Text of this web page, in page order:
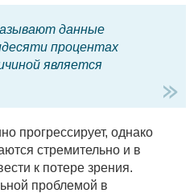
данные
процентах
является
прогрессирует, однако
стремительно и в
к потере зрения.
проблемой в